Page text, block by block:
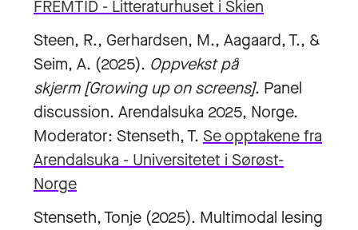
FREMTID - Litteraturhuset i Skien
Steen, R., Gerhardsen, M., Aagaard, T., &
Seim, A. (2025). Oppvekst på
skjerm [Growing up on screens]. Panel
discussion. Arendalsuka 2025, Norge.
Moderator: Stenseth, T. Se opptakene fra
Arendalsuka - Universitetet i Sørøst-
Norge
Stenseth, Tonje (2025). Multimodal lesing